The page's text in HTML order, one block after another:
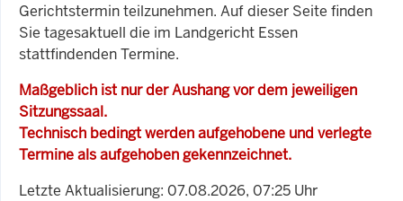
Gerichtstermin teilzunehmen. Auf dieser Seite finden
Sie tagesaktuell die im Landgericht Essen
stattfindenden Termine.
Maßgeblich ist nur der Aushang vor dem jeweiligen
Sitzungssaal.
Technisch bedingt werden aufgehobene und verlegte
Termine als aufgehoben gekennzeichnet.
Letzte Aktualisierung: 07.08.2026, 07:25 Uhr